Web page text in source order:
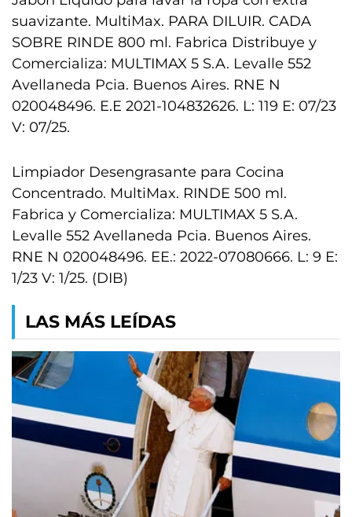
suavizante. MultiMax. PARA DILUIR. CADA
SOBRE RINDE 800 ml. Fabrica Distribuye y
Comercializa: MULTIMAX 5 S.A. Levalle 552
Avellaneda Pcia. Buenos Aires. RNE N
020048496. E.E 2021-104832626. L: 119 E: 07/23
V: 07/25.
Limpiador Desengrasante para Cocina
Concentrado. MultiMax. RINDE 500 ml.
Fabrica y Comercializa: MULTIMAX 5 S.A.
Levalle 552 Avellaneda Pcia. Buenos Aires.
RNE N 020048496. EE.: 2022-07080666. L: 9 E:
1/23 V: 1/25. (DIB)
LAS MÁS LEÍDAS